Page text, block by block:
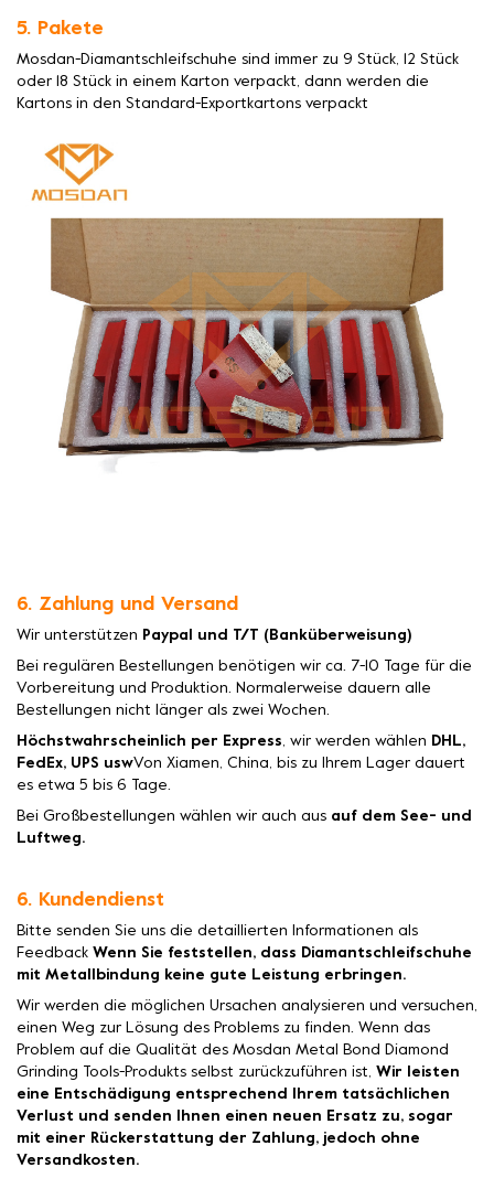
5. Pakete
Mosdan-Diamantschleifschuhe sind immer zu 9 Stück, 12 Stück
oder 18 Stück in einem Karton verpackt, dann werden die
Kartons in den Standard-Exportkartons verpackt
6. Zahlung und Versand
Wir unterstützen Paypal und T/T (Banküberweisung)
Bei regulären Bestellungen benötigen wir ca. 7-10 Tage für die
Vorbereitung und Produktion. Normalerweise dauern alle
Bestellungen nicht länger als zwei Wochen.
Höchstwahrscheinlich per Express, wir werden wählen DHL,
FedEx, UPS uswVon Xiamen, China, bis zu Ihrem Lager dauert
es etwa 5 bis 6 Tage.
Bei Großbestellungen wählen wir auch aus auf dem See- und
Luftweg.
6. Kundendienst
Bitte senden Sie uns die detaillierten Informationen als
Feedback Wenn Sie feststellen, dass Diamantschleifschuhe
mit Metallbindung keine gute Leistung erbringen.
Wir werden die möglichen Ursachen analysieren und versuchen,
einen Weg zur Lösung des Problems zu finden. Wenn das
Problem auf die Qualität des Mosdan Metal Bond Diamond
Grinding Tools-Produkts selbst zurückzuführen ist, Wir leisten
eine Entschädigung entsprechend Ihrem tatsächlichen
Verlust und senden Ihnen einen neuen Ersatz zu, sogar
mit einer Rückerstattung der Zahlung, jedoch ohne
Versandkosten.